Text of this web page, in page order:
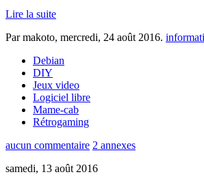
Lire la suite
Par makoto, mercredi, 24 août 2016.
Debian
DIY
Jeux video
Logiciel libre
Mame-cab
Rétrogaming
aucun commentaire 2 annexes
samedi, 13 août 2016